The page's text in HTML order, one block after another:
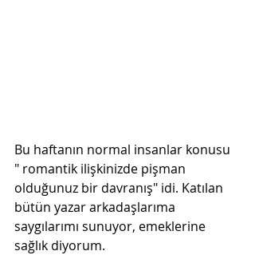
Bu haftanın normal insanlar konusu
" romantik ilişkinizde pişman
olduğunuz bir davranış" idi. Katılan
bütün yazar arkadaşlarıma
saygılarımı sunuyor, emeklerine
sağlık diyorum.